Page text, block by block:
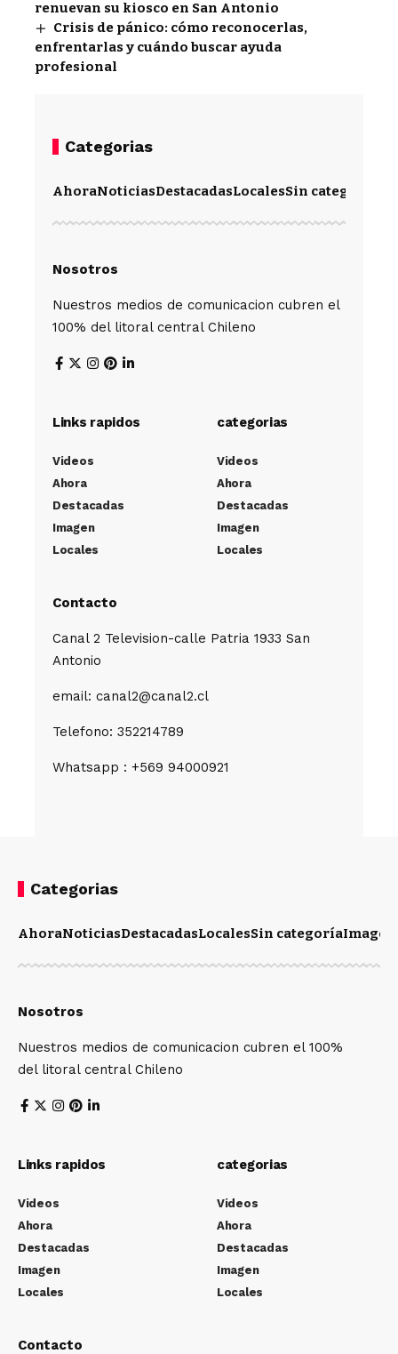
renuevan su kiosco en San Antonio
Crisis de pánico: cómo reconocerlas,
enfrentarlas y cuándo buscar ayuda
profesional
Categorias
AhoraNoticiasDestacadasLocalesSin categoría
Nosotros
Nuestros medios de comunicacion cubren el
100% del litoral central Chileno
Links rapidos
Videos
Ahora
Destacadas
Imagen
Locales
categorias
Videos
Ahora
Destacadas
Imagen
Locales
Contacto
Canal 2 Television-calle Patria 1933 San
Antonio
email: canal2@canal2.cl
Telefono: 352214789
Whatsapp : +569 94000921
Categorias
AhoraNoticiasDestacadasLocalesSin categoríaImagen
Nosotros
Nuestros medios de comunicacion cubren el 100%
del litoral central Chileno
Links rapidos
Videos
Ahora
Destacadas
Imagen
Locales
categorias
Videos
Ahora
Destacadas
Imagen
Locales
Contacto